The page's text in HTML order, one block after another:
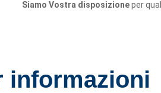
Siamo Vostra disposizioneper
informazioni